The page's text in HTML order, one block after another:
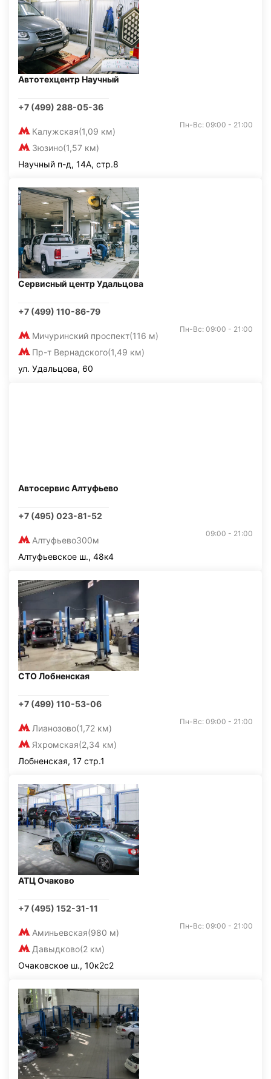
Автотехцентр Научный
+7 (499) 288-05-36
Калужская(1,09 км)
Зюзино(1,57 км)
Пн-Вс: 09:00 - 21:00
Научный п-д, 14А, стр.8
Сервисный центр Удальцова
+7 (499) 110-86-79
Мичуринский проспект(116 м)
Пр-т Вернадского(1,49 км)
Пн-Вс: 09:00 - 21:00
ул. Удальцова, 60
Автосервис Алтуфьево
+7 (495) 023-81-52
Алтуфьево300м
09:00 - 21:00
Алтуфьевское ш., 48к4
СТО Лобненская
+7 (499) 110-53-06
Лианозово(1,72 км)
Яхромская(2,34 км)
Пн-Вс: 09:00 - 21:00
Лобненская, 17 стр.1
АТЦ Очаково
+7 (495) 152-31-11
Аминьевская(980 м)
Давыдково(2 км)
Пн-Вс: 09:00 - 21:00
Очаковское ш., 10к2с2